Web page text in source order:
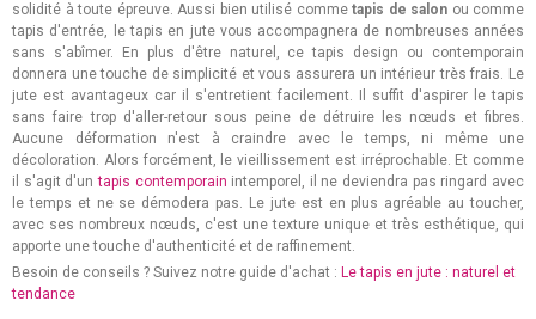
solidité à toute épreuve. Aussi bien utilisé comme tapis de salon ou comme
tapis d'entrée, le tapis en jute vous accompagnera de nombreuses années
sans s'abîmer. En plus d'être naturel, ce tapis design ou contemporain
donnera une touche de simplicité et vous assurera un intérieur très frais. Le
jute est avantageux car il s'entretient facilement. Il suffit d'aspirer le tapis
sans faire trop d'aller-retour sous peine de détruire les nœuds et fibres.
Aucune déformation n'est à craindre avec le temps, ni même une
décoloration. Alors forcément, le vieillissement est irréprochable. Et comme
il s'agit d'untapis contemporain intemporel, il ne deviendra pas ringard avec
le temps et ne se démodera pas. Le jute est en plus agréable au toucher,
avec ses nombreux nœuds, c'est une texture unique et très esthétique, qui
apporte une touche d'authenticité et de raffinement.
Besoin de conseils ? Suivez notre guide d'achat : Le tapis en jute : naturel et
tendance